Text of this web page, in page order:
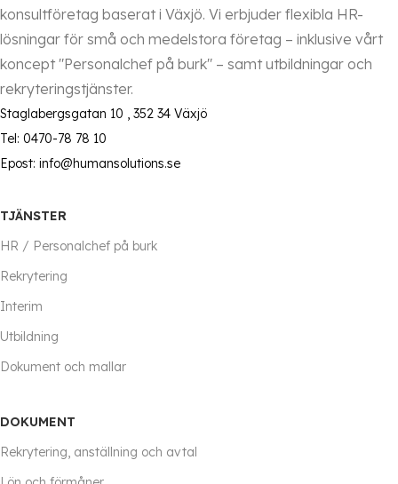
konsultföretag baserat i Växjö. Vi erbjuder flexibla HR-
lösningar för små och medelstora företag – inklusive vårt
koncept "Personalchef på burk" – samt utbildningar och
rekryteringstjänster.
Staglabergsgatan 10 , 352 34 Växjö
Tel: 0470-78 78 10
Epost: info@humansolutions.se
TJÄNSTER
HR / Personalchef på burk
Rekrytering
Interim
Utbildning
Dokument och mallar
DOKUMENT
Rekrytering, anställning och avtal